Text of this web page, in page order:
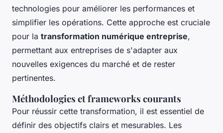
technologies pour améliorer les performances et
simplifier les opérations. Cette approche est cruciale
pour la transformation numérique entreprise,
permettant aux entreprises de s'adapter aux
nouvelles exigences du marché et de rester
pertinentes.
Méthodologies et frameworks courants
Pour réussir cette transformation, il est essentiel de
définir des objectifs clairs et mesurables. Les